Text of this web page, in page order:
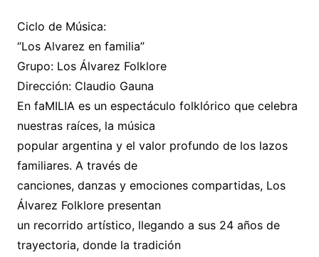
Ciclo de Música:
“Los Alvarez en familia”
Grupo: Los Álvarez Folklore
Dirección: Claudio Gauna
En faMILIA es un espectáculo folklórico que celebra
nuestras raíces, la música
popular argentina y el valor profundo de los lazos
familiares. A través de
canciones, danzas y emociones compartidas, Los
Álvarez Folklore presentan
un recorrido artístico, llegando a sus 24 años de
trayectoria, donde la tradición